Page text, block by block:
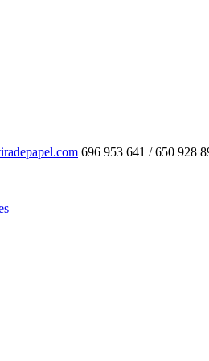
696 953 641 / 650 928